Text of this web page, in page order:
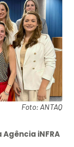
Foto: ANTAQ
Agência iNFRA